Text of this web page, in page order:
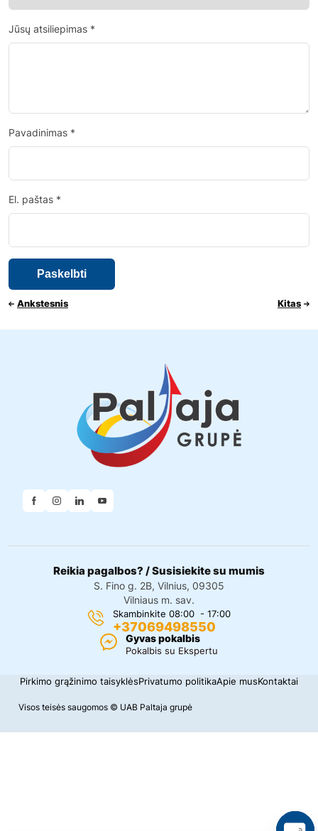
Jūsų atsiliepimas *
Pavadinimas *
El. paštas *
Ankstesnis Kitas
Reikia pagalbos? / Susisiekite su mumis
S. Fino g. 2B, Vilnius, 09305
Vilniaus m. sav.
Skambinkite 08:00 - 17:00
+37069498550
Gyvas pokalbis
Pokalbis su Ekspertu
Visos teisės saugomos © UAB Paltaja grupė
Pirkimo grąžinimo taisyklėsPrivatumo politikaApie musKontaktai